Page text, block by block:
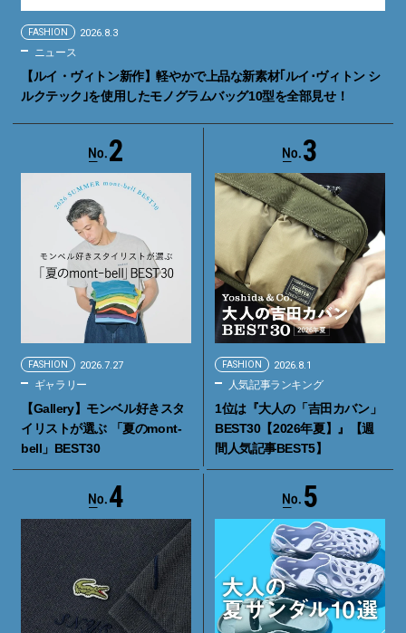
FASHION 2026.8.3
ニュース
【ルイ・ヴィトン新作】軽やかで上品な新素材｢ルイ･ヴィトン シ
ルクテック｣を使用したモノグラムバッグ10型を全部見せ！
2
FASHION 2026.7.27
ギャラリー
【Gallery】モンベル好きスタ
イリストが選ぶ 「夏のmont-
bell」BEST30
3
FASHION 2026.8.1
人気記事ランキング
1位は『大人の「吉田カバン」
BEST30【2026年夏】』【週
間人気記事BEST5】
4 5